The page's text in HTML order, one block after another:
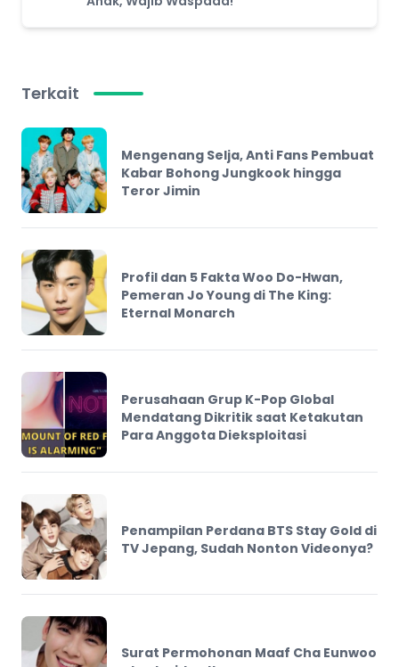
Terkait
Mengenang Selja, Anti Fans Pembuat
Kabar Bohong Jungkook hingga
Teror Jimin
Profil dan 5 Fakta Woo Do-Hwan,
Pemeran Jo Young di The King:
Eternal Monarch
Perusahaan Grup K-Pop Global
Mendatang Dikritik saat Ketakutan
Para Anggota Dieksploitasi
Penampilan Perdana BTS Stay Gold di
TV Jepang, Sudah Nonton Videonya?
Surat Permohonan Maaf Cha Eunwoo